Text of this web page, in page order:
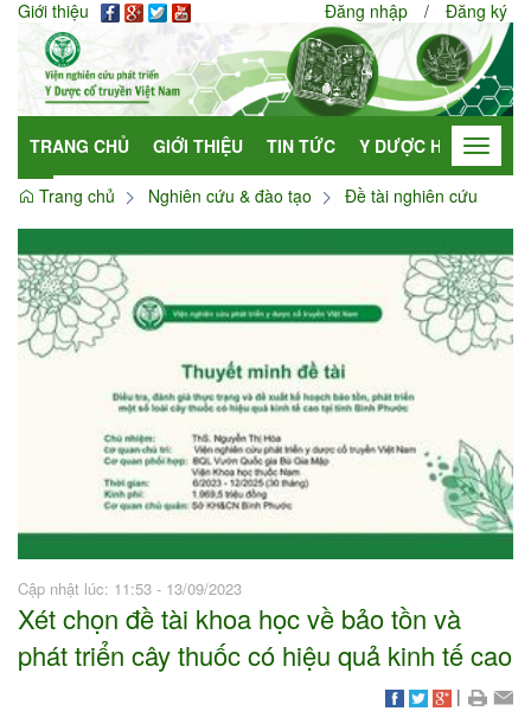
Giới thiệu Đăng nhập / Đăng ký
TRANG CHỦ GIỚI THIỆU TIN TỨC Y DƯỢC HỌC Toggle
Trang chủ
Nghiên cứu & đào tạo Đề tài nghiên cứu
Cập nhật lúc: 11:53 - 13/09/2023
Xét chọn đề tài khoa học về bảo tồn và
phát triển cây thuốc có hiệu quả kinh tế cao
|